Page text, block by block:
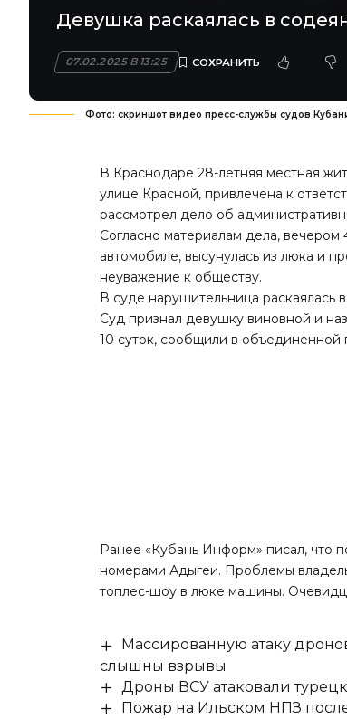
Девушка раскаялась в
07.02.2025 В 13:25
Фото: скриншот видео пресс-службы судов
В Краснодаре 28-летняя местная
улице Красной, привлечена к
рассмотрел дело об
Согласно материалам дела,
автомобиле, высунулась из люка и
неуважение к обществу.
В суде нарушительница
Суд признал девушку виновной и
10 суток, сообщили в объединенной
Ранее «Кубань Информ» писал, что
номерами Адыгеи. Проблемы
топлес-шоу в люке машины.
Массированную атаку
слышны взрывы
Дроны ВСУ атаковали
Пожар на Ильском НПЗ